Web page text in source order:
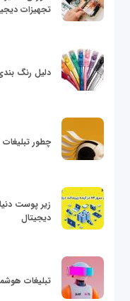
تجهیزات
دلیل رنگ
چطور
دیجیتال
تبلیغات